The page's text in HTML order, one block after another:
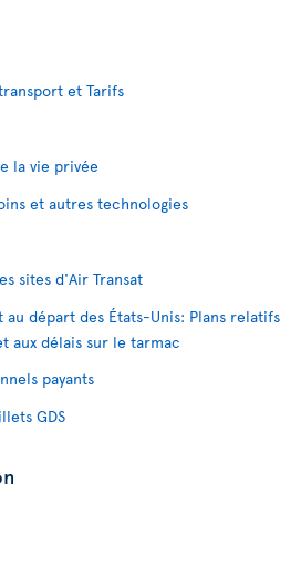
et Tarifs
la vie privée
et autres technologies
sites d'Air Transat
au départ des États-Unis: Plans relatifs
aux délais sur le tarmac
payants
GDS